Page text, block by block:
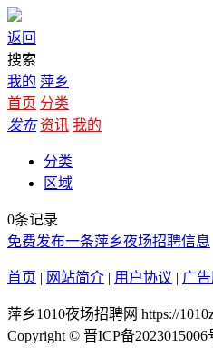
返回
搜索
我的 萍乡
首页 分类
发布 资讯 我的
分类
区域
0条记录
免费发布一条萍乡夜场招聘信息
首页 | 网站简介 | 用户协议 | 广
萍乡1010夜场招聘网 https://
Copyright © 晋ICP备2023015006